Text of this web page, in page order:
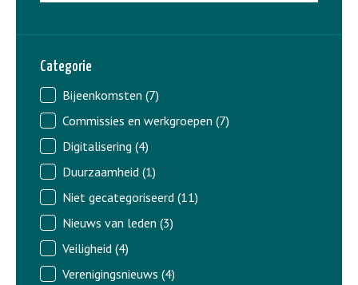
Categorie
Nieuws - categorie
Bijeenkomsten (7)
Commissies en werkgroepen (7)
Digitalisering (4)
Duurzaamheid (1)
Niet gecategoriseerd (11)
Nieuws van leden (3)
Veiligheid (4)
Verenigingsnieuws (4)